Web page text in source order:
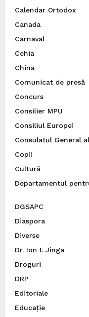
Calendar Ortodox
Canada
Carnaval
Cehia
China
Comunicat de presă
Concurs
Consilier MPU
Consiliul Europei
Consulatul General
Copii
Cultură
Departamentul
DGSAPC
Diaspora
Diverse
Dr. Ion I. Jinga
Droguri
DRP
Editoriale
Educație